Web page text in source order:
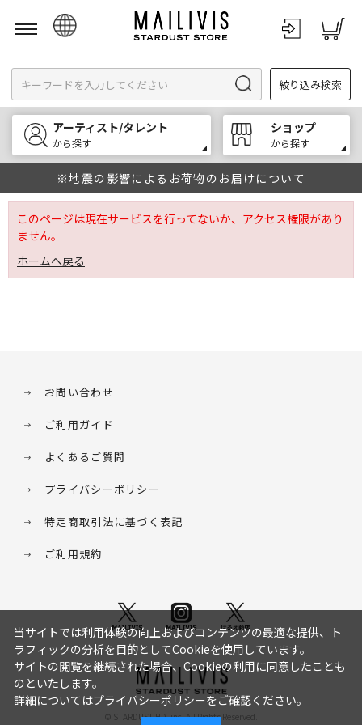
English
한국어
中文
絞り込み検索
アーティスト/タレント
から探す
ショップ
から探す
※地震の影響によるお荷物のお届けについて
このページは現在サービスを行ってないか、アクセス権限があり
ません。
ホームへ戻る
お問い合わせ
ご利用ガイド
よくあるご質問
プライバシーポリシー
特定商取引法に基づく表記
ご利用規約
© STARDUST HD. inc. All Rights Reserved.
当サイトでは利用体験の向上およびコンテンツの最適な提供、ト
ラフィックの分析を目的としてCookieを使用しています。
サイトの閲覧を継続された場合、Cookieの利用に同意したことも
のといたします。
詳細についてはプライバシーポリシーをご確認ください。